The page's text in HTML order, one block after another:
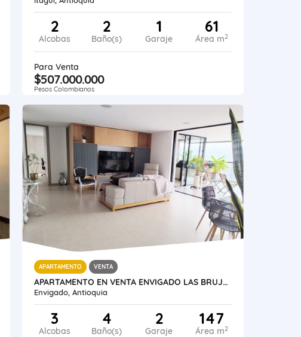
2
Alcobas
2
Baño(s)
1
Garaje
61
Área m2
Para Venta
$507.000.000
Pesos Colombianos
APARTAMENTO VENTA
APARTAMENTO EN VENTA ENVIGADO LAS BRUJAS
Envigado, Antioquia
3
Alcobas
4
Baño(s)
2
Garaje
147
Área m2